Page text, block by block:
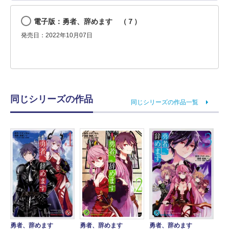
電子版：勇者、辞めます （７）
発売日：2022年10月07日
同じシリーズの作品 同じシリーズの作品一覧
勇者、辞めます
勇者、辞めます
勇者、辞めます